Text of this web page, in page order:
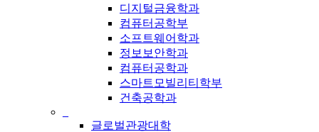
디지털금융학과
컴퓨터공학부
소프트웨어학과
정보보안학과
컴퓨터공학과
스마트모빌리티학부
건축공학과
글로벌관광대학